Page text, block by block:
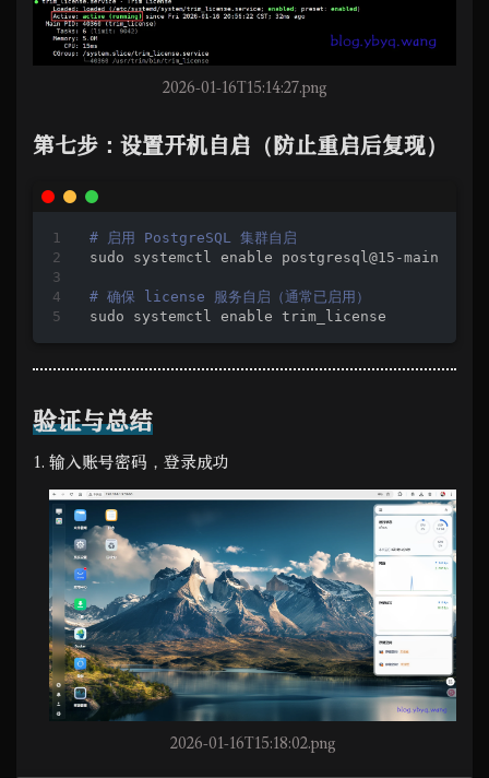
2026-01-16T15:14:27.png
第七步：设置开机自启（防止重启后复现）
# 启用 PostgreSQL 集群自启
sudo systemctl enable postgresql@15-main
# 确保 license 服务自启（通常已启用）
sudo systemctl enable trim_license
验证与总结
输入账号密码，登录成功
2026-01-16T15:18:02.png